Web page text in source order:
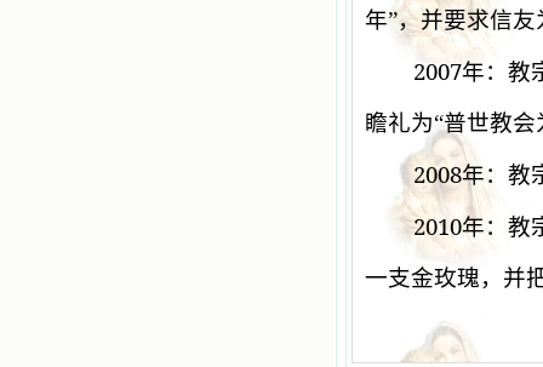
年”，并要求信
2007年：教
瞻礼为“普世教
2008年：教
2010年：教
一支金玫瑰，并